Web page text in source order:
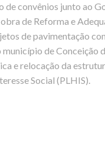
convênios junto ao
de Reforma e
de pavimentação
de Conceição
e relocação da
Social (PLHIS).